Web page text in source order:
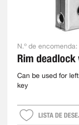
N.º de encomenda:
Rim
Can be used for
key
LISTA DE